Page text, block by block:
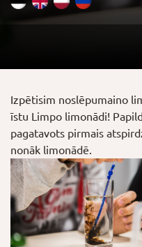
Izpētisim noslēpumaino
īstu Limpo limonādi!
pagatavots pirmais
nonāk limonādē.